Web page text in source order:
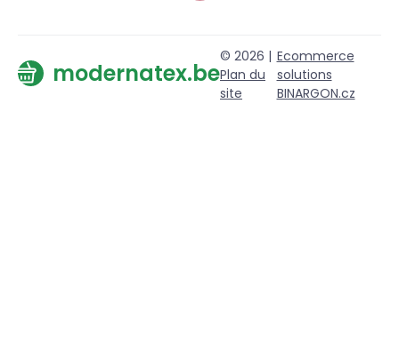
modernatex.be
© 2026 |
Plan du
site
Ecommerce
solutions
BINARGON.cz